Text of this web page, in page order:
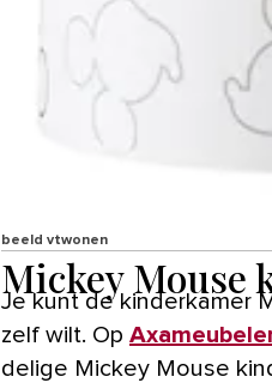
beeld vtwonen
Mickey Mouse
Je kunt de kinderkamer Mickey Mouse zo groot aanpakken als je
zelf wilt. Op
delige Mickey Mouse